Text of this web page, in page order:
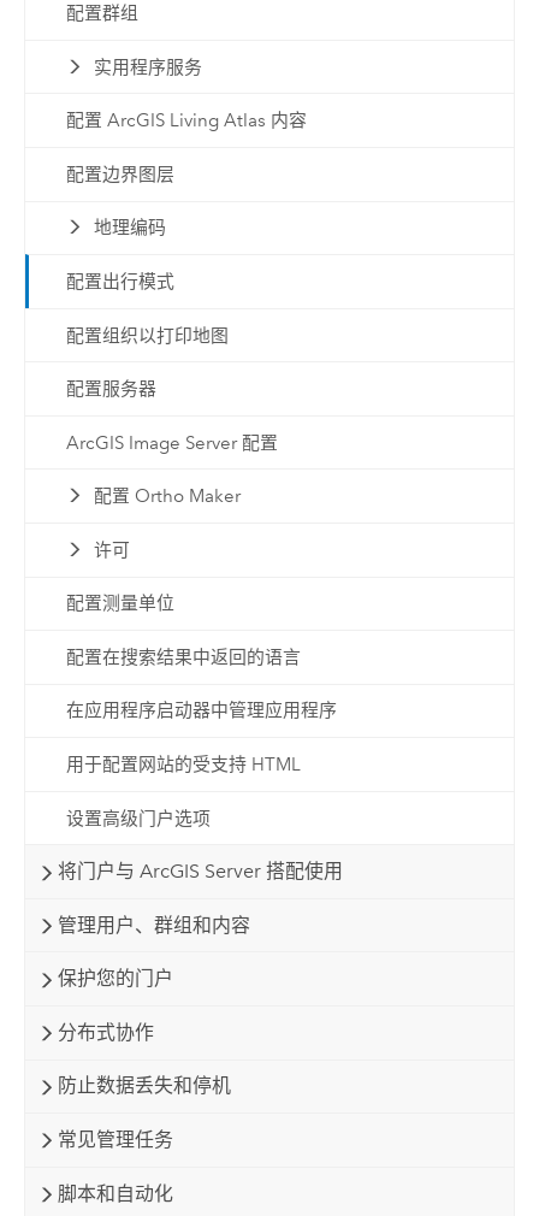
配置群组
实用程序服务
配置 ArcGIS Living Atlas 内容
配置边界图层
地理编码
配置出行模式
配置组织以打印地图
配置服务器
ArcGIS Image Server 配置
配置 Ortho Maker
许可
配置测量单位
配置在搜索结果中返回的语言
在应用程序启动器中管理应用程序
用于配置网站的受支持 HTML
设置高级门户选项
将门户与 ArcGIS Server 搭配使用
管理用户、群组和内容
保护您的门户
分布式协作
防止数据丢失和停机
常见管理任务
脚本和自动化